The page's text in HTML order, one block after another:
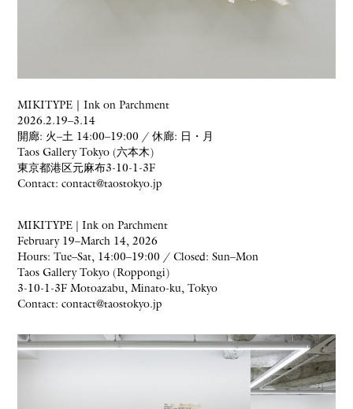
MIKITYPE｜Ink on Parchment
2026.2.19–3.14
開廊: 火–土 14:00–19:00 / 休廊: 日・月
Taos Gallery Tokyo (六本木)
東京都港区元麻布3-10-1-3F
Contact: contact@taostokyo.jp
MIKITYPE | Ink on Parchment
February 19–March 14, 2026
Hours: Tue–Sat, 14:00–19:00 / Closed: Sun–Mon
Taos Gallery Tokyo (Roppongi)
3-10-1-3F Motoazabu, Minato-ku, Tokyo
Contact: contact@taostokyo.jp